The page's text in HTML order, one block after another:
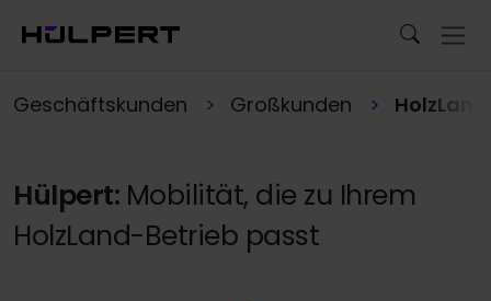
Geschäftskunden Großkunden
Hülpert: Mobilität, die zu Ihrem
HolzLand-Betrieb passt